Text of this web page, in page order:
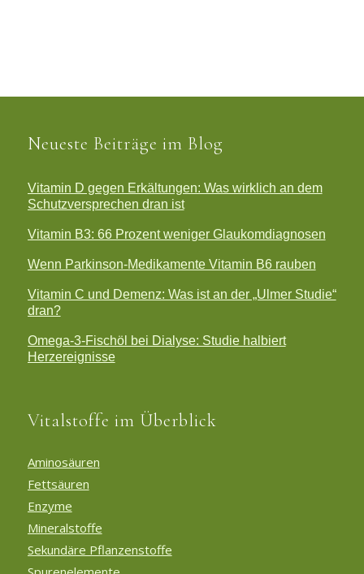
Neueste Beiträge im Blog
Vitamin D gegen Erkältungen: Was wirklich an dem
Schutzversprechen dran ist
Vitamin B3: 66 Prozent weniger Glaukomdiagnosen
Wenn Parkinson-Medikamente Vitamin B6 rauben
Vitamin C und Demenz: Was ist an der „Ulmer Studie“
dran?
Omega-3-Fischöl bei Dialyse: Studie halbiert
Herzereignisse
Vitalstoffe im Überblick
Aminosäuren
Fettsäuren
Enzyme
Mineralstoffe
Sekundäre Pflanzenstoffe